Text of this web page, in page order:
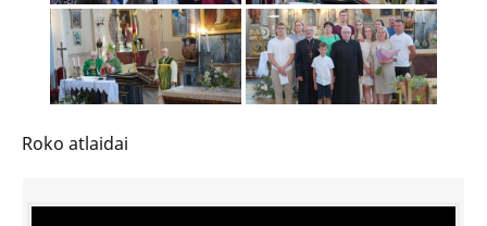
Roko atlaidai